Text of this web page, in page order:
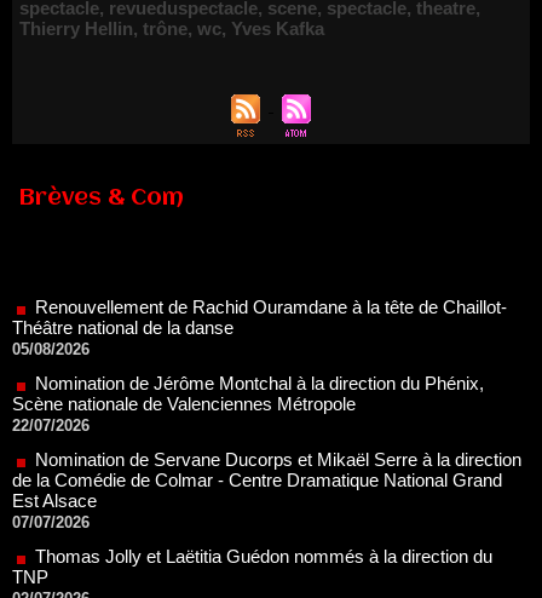
spectacle, revueduspectacle, scene, spectacle, theatre,
Thierry Hellin, trône, wc, Yves Kafka
Brèves & Com
05/08/2026
Nomination de Jérôme Montchal à la direction du Phénix,
Scène nationale de Valenciennes Métropole
22/07/2026
Nomination de Servane Ducorps et Mikaël Serre à la direction
de la Comédie de Colmar - Centre Dramatique National Grand
Est Alsace
07/07/2026
Thomas Jolly et Laëtitia Guédon nommés à la direction du
TNP
02/07/2026
Fonds SACD Théâtre : les lauréats 2026